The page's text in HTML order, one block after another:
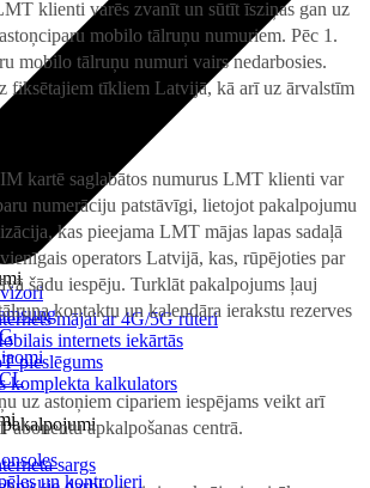
mājai ar 4G/5G rūteri
internets iekārtās
pieslēgums
komplekta kalkulators
sargs
un kontrolieri
klienti varēs zvanīt un sūtīt īsziņas gan uz
mobilo tālruņu numuriem. Pēc 1.
mobilo tālruņu numuri vairs nedarbosies.
fiksētajiem tīkliem Latvijā, kā arī uz ārvalstīm
kartē saglabātos numurus LMT klienti var
numerāciju patstāvīgi, lietojot pakalpojumu
kas pieejama LMT mājas lapas sadaļā
operators Latvijā, kas, rūpējoties par
šādu iespēju. Turklāt pakalpojums ļauj
kontaktu un kalendāra ierakstu rezerves
uz astoņiem cipariem iespējams veikt arī
apkalpošanas centrā.